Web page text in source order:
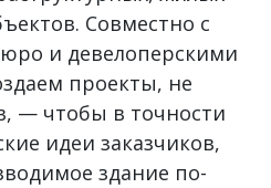
Совместно с
и девелоперскими
проекты, не
— чтобы в точности
идеи заказчиков,
здание по-